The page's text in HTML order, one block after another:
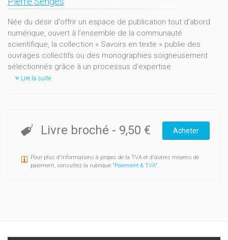
Née du désir d'offrir un espace de publication tout d'abord
numérique, ouvert à l’ensemble de la communauté
scientifique, la collection « Savoirs en texte » publie des
ouvrages collectifs ou des monographies soigneusement
sélectionnés grâce à un processus d’expertise.
Lire la suite
Livre broché - 9,50 € Acheter
Pour plus d'informations à propos de la TVA et d'autres moyens de
paiement, consultez la rubrique "Paiement & TVA".